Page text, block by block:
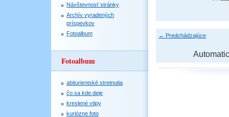
Návštevnosť stránky
Archív vyradených
príspevkov
Fotoalbum
Fotoalbum
abiturientské stretnutia
čo sa kde deje
kreslené vtipy
kuriózne foto
← Predchádzajúce